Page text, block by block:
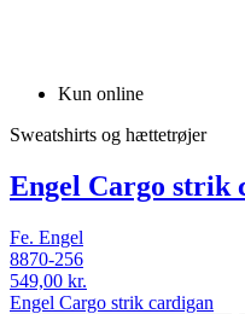
Kun online
Sweatshirts og hættetrøjer
Engel Cargo strik
Fe. Engel
8870-256
549,00 kr.
Engel Cargo strik cardigan